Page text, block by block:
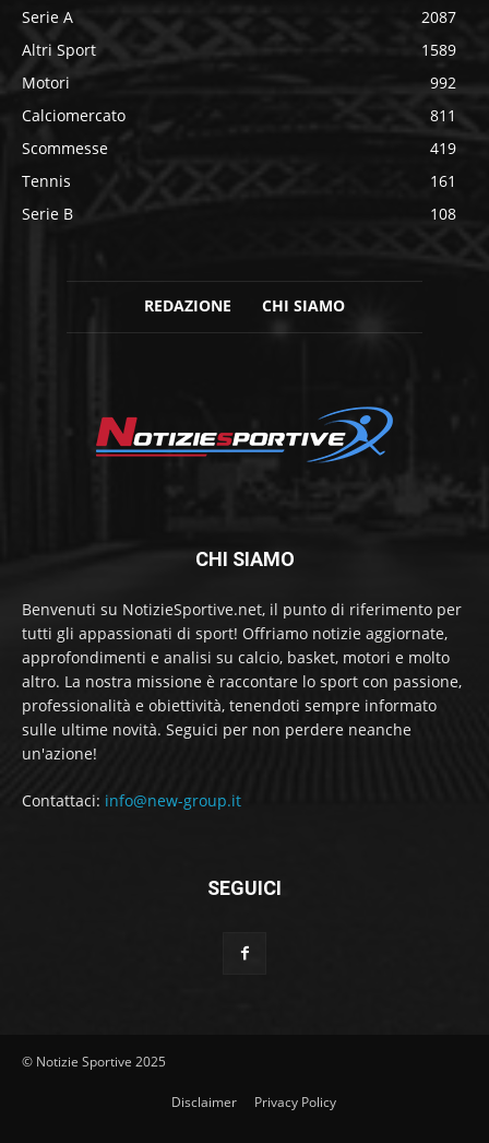
Serie A
2087
Altri Sport
1589
Motori
992
Calciomercato
811
Scommesse
419
Tennis
161
Serie B
108
REDAZIONE CHI SIAMO
CHI SIAMO
Benvenuti su NotizieSportive.net, il punto di riferimento per
tutti gli appassionati di sport! Offriamo notizie aggiornate,
approfondimenti e analisi su calcio, basket, motori e molto
altro. La nostra missione è raccontare lo sport con passione,
professionalità e obiettività, tenendoti sempre informato
sulle ultime novità. Seguici per non perdere neanche
un'azione!
Contattaci: info@new-group.it
SEGUICI
© Notizie Sportive 2025
Disclaimer Privacy Policy